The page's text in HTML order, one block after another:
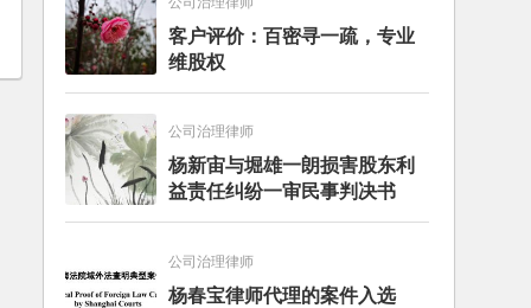
客户评价：百密寻一疏，专业
维股权
公司治理律师
杨新宙与堀雄一朗损害股东利
益责任纠纷一审民事判决书
公司治理律师
杨春宝律师代理的案件入选